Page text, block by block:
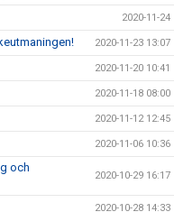
2020-11-24
2020-11-23 13:07
2020-11-20 10:41
2020-11-18 08:00
2020-11-12 12:45
2020-11-06 10:36
och
2020-10-29 16:17
2020-10-28 14:33